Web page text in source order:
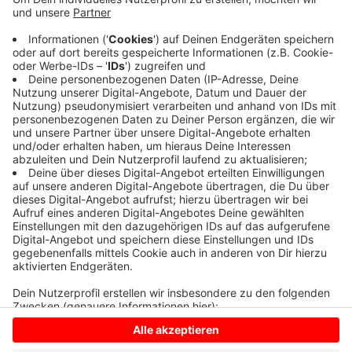
Die Polizei ermittelt jetzt die genaue Unfall-Ursache.
Sie geht nach einem ersten Überblick davon aus, dass
in der Kreuzung nach Rorup ein Autofahrer die Vorfahrt
eines anderen übersehen hat. Abschlepper haben die
kaputten Autos abgeholt. Wichtig für Ihre Fahrt in den
Feierabend, die Kreuzung auf der vielbefahrenen B 474
ist mittlerweile wieder frei.
Anzeige